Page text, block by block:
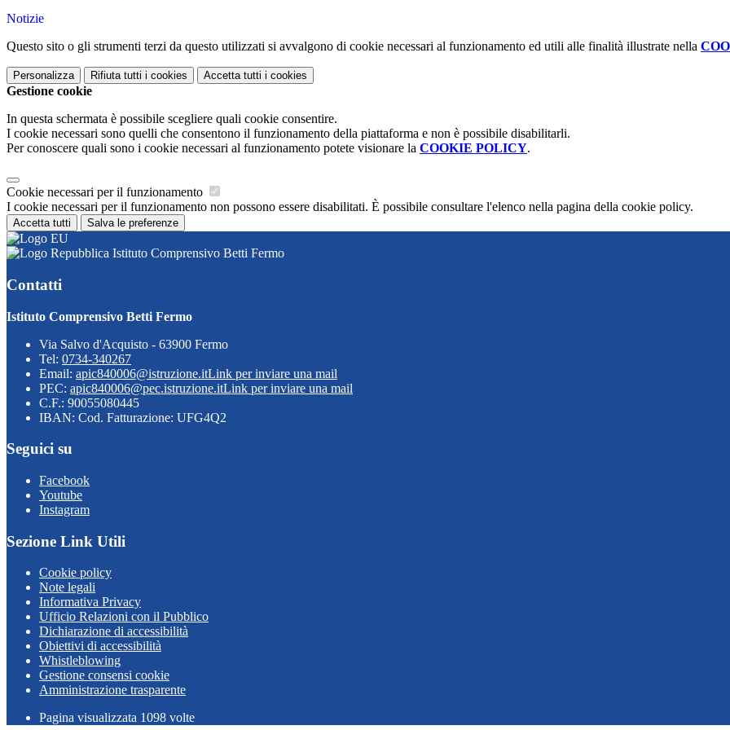
Notizie
Questo sito o gli strumenti terzi da questo utilizzati si avvalgono di cookie necessari al funzionamento ed utili alle finalità illustrate nella
Personalizza Rifiuta tutti i cookies Accetta tutti i cookies
Gestione cookie
In questa schermata è possibile scegliere quali cookie consentire.
I cookie necessari sono quelli che consentono il funzionamento della piattaforma e non è possibile disabilitarli.
Per conoscere quali sono i cookie necessari al funzionamento potete visionare la COOKIE POLICY.
Cookie necessari per il funzionamento
I cookie necessari per il funzionamento non possono essere disabilitati. È possibile consultare l'elenco nella pagina della cookie policy.
Accetta tutti Salva le preferenze
Istituto Comprensivo Betti Fermo
Contatti
Istituto Comprensivo Betti Fermo
Via Salvo d'Acquisto - 63900 Fermo
Tel: 0734-340267
Email: apic840006@istruzione.itLink per inviare una mail
PEC: apic840006@pec.istruzione.itLink per inviare una mail
C.F.: 90055080445
IBAN: Cod. Fatturazione: UFG4Q2
Seguici su
Facebook
Youtube
Instagram
Sezione Link Utili
Cookie policy
Note legali
Informativa Privacy
Ufficio Relazioni con il Pubblico
Dichiarazione di accessibilità
Obiettivi di accessibilità
Whistleblowing
Gestione consensi cookie
Amministrazione trasparente
Pagina visualizzata 1098 volte